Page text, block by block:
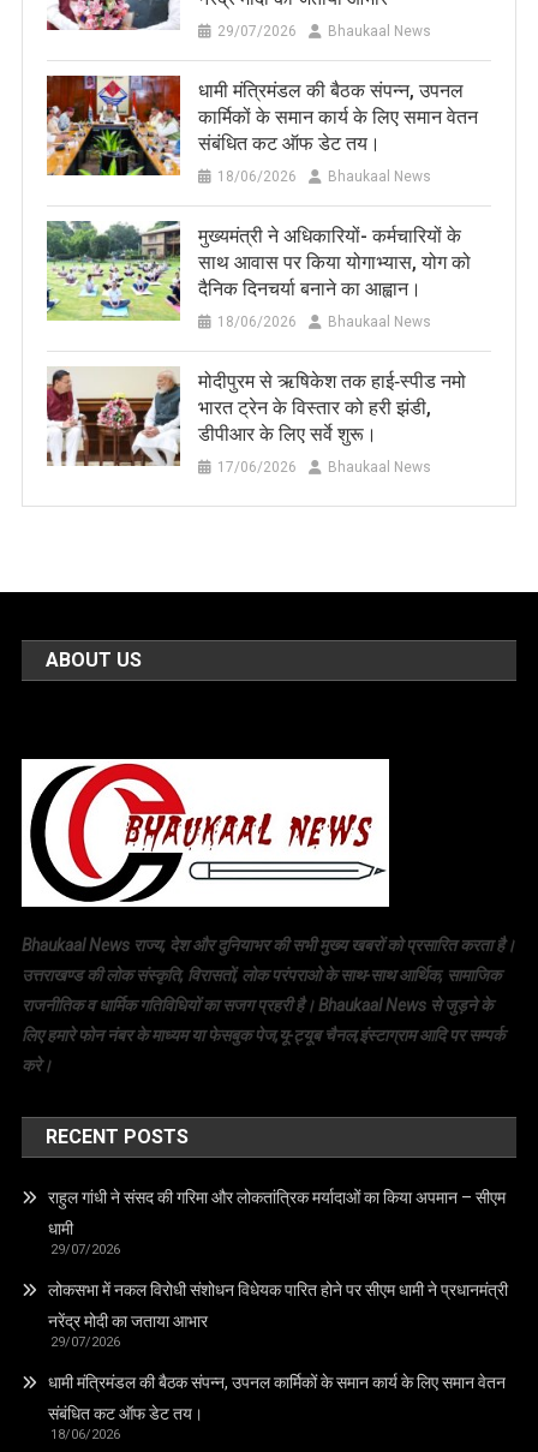
29/07/2026 Bhaukaal News
धामी मंत्रिमंडल की बैठक संपन्न, उपनल
कार्मिकों के समान कार्य के लिए समान वेतन
संबंधित कट ऑफ डेट तय।
18/06/2026 Bhaukaal News
मुख्यमंत्री ने अधिकारियों- कर्मचारियों के
साथ आवास पर किया योगाभ्यास, योग को
दैनिक दिनचर्या बनाने का आह्वान।
18/06/2026 Bhaukaal News
मोदीपुरम से ऋषिकेश तक हाई‑स्पीड नमो
भारत ट्रेन के विस्तार को हरी झंडी,
डीपीआर के लिए सर्वे शुरू।
17/06/2026 Bhaukaal News
ABOUT US
Bhaukaal News राज्य, देश और दुनियाभर की सभी मुख्य खबरों को प्रसारित करता है।
उत्तराखण्ड की लोक संस्कृति, विरासतों, लोक परंपराओ के साथ-साथ आर्थिक, सामाजिक
राजनीतिक व धार्मिक गतिविधियों का सजग प्रहरी है। Bhaukaal News से जुड़ने के
लिए हमारे फोन नंबर के माध्यम या फेसबुक पेज,यू-ट्यूब चैनल,इंस्टाग्राम आदि पर सम्पर्क
करे।
RECENT POSTS
राहुल गांधी ने संसद की गरिमा और लोकतांत्रिक मर्यादाओं का किया अपमान – सीएम
धामी
29/07/2026
लोकसभा में नकल विरोधी संशोधन विधेयक पारित होने पर सीएम धामी ने प्रधानमंत्री
नरेंद्र मोदी का जताया आभार
29/07/2026
धामी मंत्रिमंडल की बैठक संपन्न, उपनल कार्मिकों के समान कार्य के लिए समान वेतन
संबंधित कट ऑफ डेट तय।
18/06/2026